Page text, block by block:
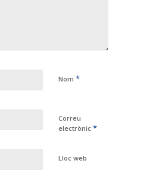
Nom *
Correu
electrònic *
Lloc web